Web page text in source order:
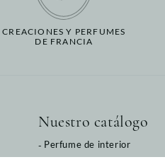
CREACIONES Y PERFUMES
DE FRANCIA
Nuestro catálogo
Perfume de interior